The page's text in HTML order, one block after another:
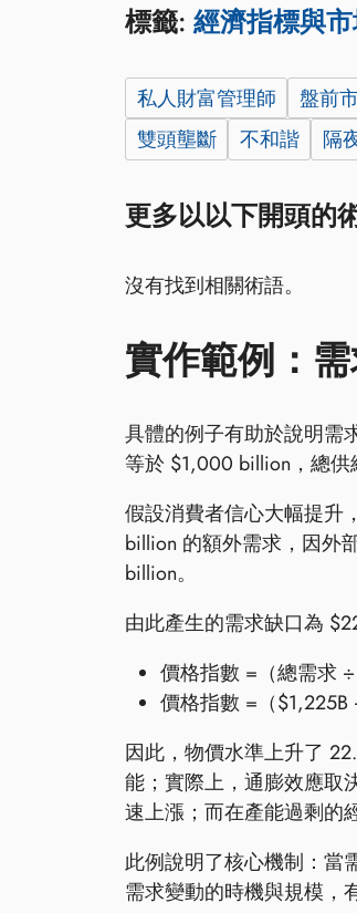
標籤: 經濟指標與
私人財富管理師 盤前
雙頭壟斷
不和諧 隔
更多以以下開頭的
沒有找到相關術語。
實作範例：
具體的例子有助於說明需
等於 $1,000 billion，總供
假設消費者信心大幅提升
billion 的額外需求，因外
billion。
由此產生的需求缺口為
價格指數 =（總需求
價格指數 =（
因此，物價水準上升了
能；實際上，通膨效應取
速上漲；而在產能過剩的
此例說明了核心機制：
需求變動的時機與規模，